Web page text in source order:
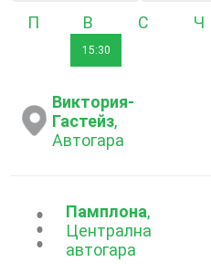
ПонеделникВторник
15:30
Виктория-
Гастейз,
Автогара
...Памплона,
Централна
автогара